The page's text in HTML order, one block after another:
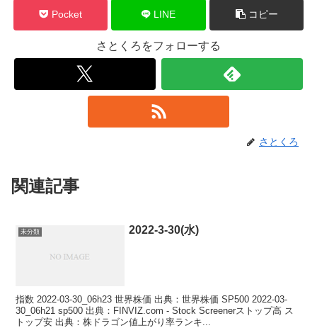
Pocket LINE コピー
さとくろをフォローする
さとくろ
関連記事
未分類 2022-3-30(水)
指数 2022-03-30_06h23 世界株価 出典：世界株価 SP500 2022-03-
30_06h21 sp500 出典：FINVIZ.com - Stock Screenerストップ高 ス
トップ安 出典：株ドラゴン値上がり率ランキ...